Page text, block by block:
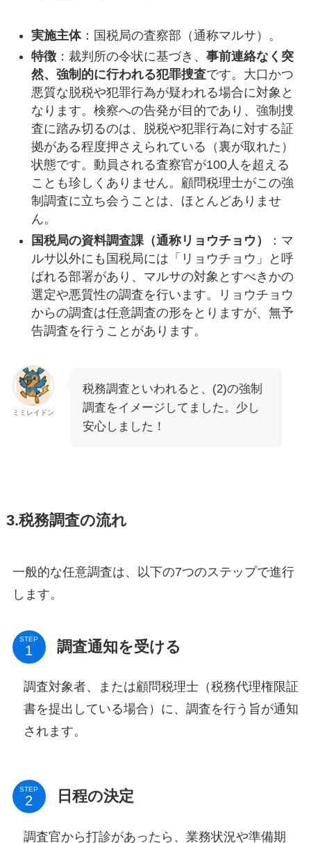
実施主体：国税局の査察部（通称マルサ）。
特徴：裁判所の令状に基づき、 事前連絡なく突
然、強制的に行われる犯罪捜査です。大口かつ
悪質な脱税や犯罪行為が疑われる場合に対象と
なります。検察への告発が目的であり、強制捜
査に踏み切るのは、脱税や犯罪行為に対する証
拠がある程度押さえられている（裏が取れた）
状態です。動員される査察官が100人を超える
ことも珍しくありません。顧問税理士がこの強
制調査に立ち会うことは、ほとんどありませ
ん。
国税局の資料調査課（通称リョウチョウ）
：マ
ルサ以外にも国税局には「リョウチョウ」と呼
ばれる部署があり、マルサの対象とすべきかの
選定や悪質性の調査を行います。リョウチョウ
からの調査は任意調査の形をとりますが、無予
告調査を行うことがあります。
ミミレイドン
税務調査といわれると、(2)の強制
調査をイメージしてました。少し
安心しました！
3.税務調査の流れ
一般的な任意調査は、以下の7つのステップで進行
します。
STEP 調査通知を受ける
調査対象者、または顧問税理士（税務代理権限証
書を提出している場合）に、調査を行う旨が通知
されます。
STEP 日程の決定
調査官から打診があったら、業務状況や準備期